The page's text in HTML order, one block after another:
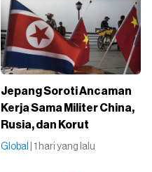
Jepang Soroti Ancaman
Kerja Sama Militer China,
Rusia, dan Korut
Global | 1 hari yang lalu